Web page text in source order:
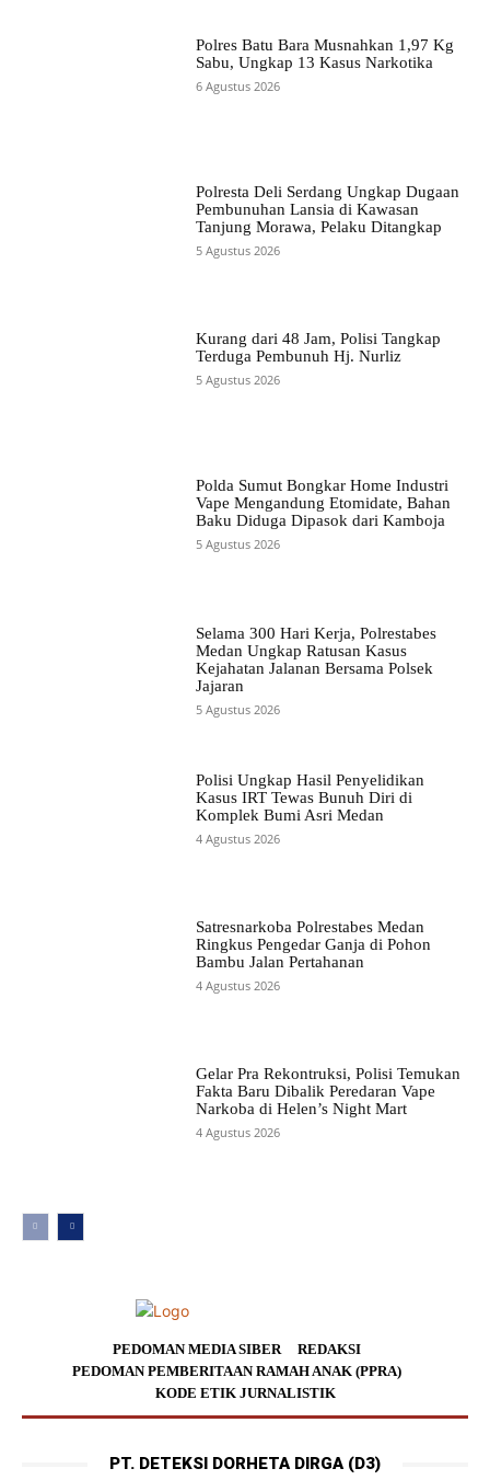
Polres Batu Bara Musnahkan 1,97 Kg
Sabu, Ungkap 13 Kasus Narkotika
6 Agustus 2026
Polresta Deli Serdang Ungkap Dugaan
Pembunuhan Lansia di Kawasan
Tanjung Morawa, Pelaku Ditangkap
5 Agustus 2026
Kurang dari 48 Jam, Polisi Tangkap
Terduga Pembunuh Hj. Nurliz
5 Agustus 2026
Polda Sumut Bongkar Home Industri
Vape Mengandung Etomidate, Bahan
Baku Diduga Dipasok dari Kamboja
5 Agustus 2026
Selama 300 Hari Kerja, Polrestabes
Medan Ungkap Ratusan Kasus
Kejahatan Jalanan Bersama Polsek
Jajaran
5 Agustus 2026
Polisi Ungkap Hasil Penyelidikan
Kasus IRT Tewas Bunuh Diri di
Komplek Bumi Asri Medan
4 Agustus 2026
Satresnarkoba Polrestabes Medan
Ringkus Pengedar Ganja di Pohon
Bambu Jalan Pertahanan
4 Agustus 2026
Gelar Pra Rekontruksi, Polisi Temukan
Fakta Baru Dibalik Peredaran Vape
Narkoba di Helen’s Night Mart
4 Agustus 2026
PEDOMAN MEDIA SIBER
REDAKSI
PEDOMAN PEMBERITAAN RAMAH ANAK (PPRA)
KODE ETIK JURNALISTIK
PT. DETEKSI DORHETA DIRGA (D3)